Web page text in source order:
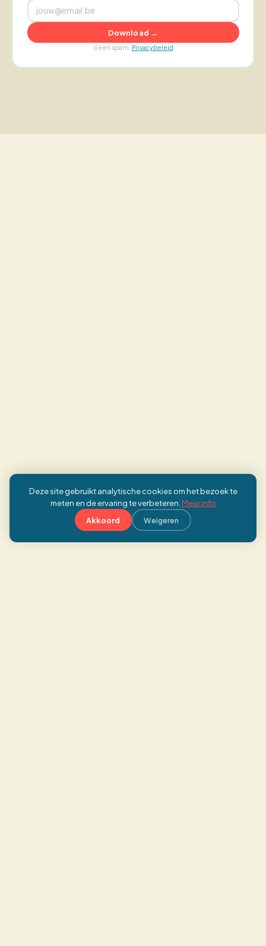
Download →
Geen spam. Privacybeleid
Deze site gebruikt analytische cookies om het bezoek te
meten en de ervaring te verbeteren. Meer info
Akkoord Weigeren